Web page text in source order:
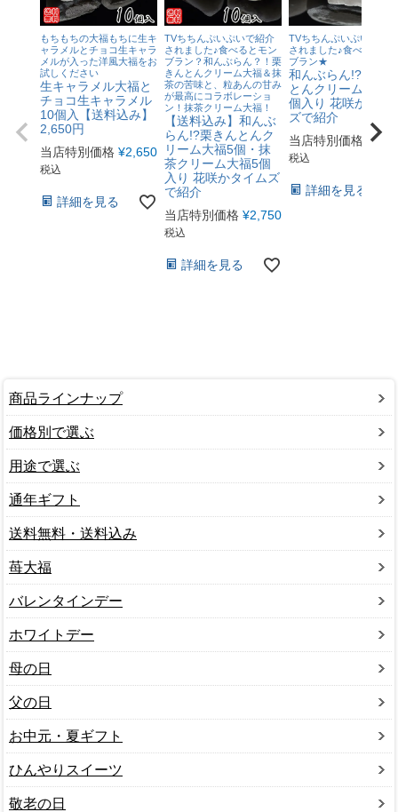
もちもちの大福もちに生キ
ャラメルとチョコ生キャラ
メルが入った洋風大福をお
試しください
生キャラメル大福と
チョコ生キャラメル
10個入【送料込み】
2,650円
当店特別価格 ¥2,650
税込
詳細を見る
TVちちんぷいぷいで紹介
されました♪食べるとモン
ブラン？和んぶらん？！栗
きんとんクリーム大福＆抹
茶の苦味と、粒あんの甘み
が最高にコラボレーショ
ン！抹茶クリーム大福！
【送料込み】和んぶ
らん!?栗きんとんク
リーム大福5個・抹
茶クリーム大福5個
入り 花咲かタイムズ
で紹介
当店特別価格 ¥2,750
税込
詳細を見る
TVちちんぷいぷいで紹介
されました♪食べるとモ
ブラン★
和んぶらん!?栗きん
とんクリーム大福6
個入り 花咲かタイ
ズで紹介
当店特別価格
¥
税込
詳細を見る
商品ラインナップ
価格別で選ぶ
用途で選ぶ
通年ギフト
送料無料・送料込み
苺大福
バレンタインデー
ホワイトデー
母の日
父の日
お中元・夏ギフト
ひんやりスイーツ
敬老の日